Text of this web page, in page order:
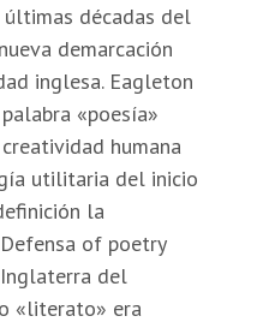
últimas décadas del
demarcación
inglesa. Eagleton
«poesía»
humana
utilitaria del inicio
la
of poetry
del
«literato» era